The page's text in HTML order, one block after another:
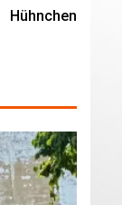
Hühnchen